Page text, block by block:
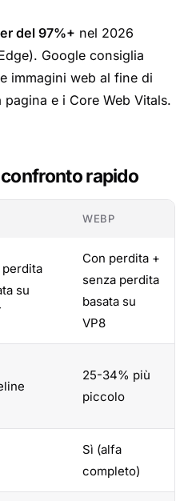
del 97%+ nel 2026
Google consiglia
immagini web al fine di
e i Core Web Vitals.
rapido
WEBP
perdita
su
Con perdita +
senza perdita
basata su
VP8
25-34% più
piccolo
Sì (alfa
completo)